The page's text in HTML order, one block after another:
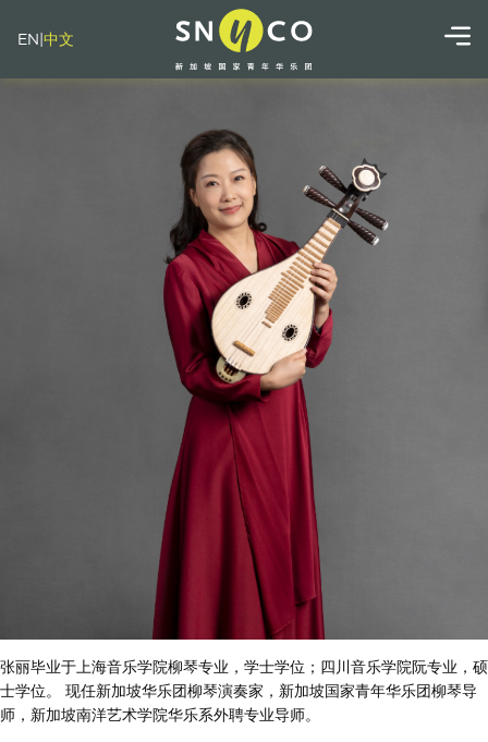
EN|中文
张丽毕业于上海音乐学院柳琴专业，学士学位；四川音乐学院阮专业，硕
士学位。 现任新加坡华乐团柳琴演奏家，新加坡国家青年华乐团柳琴导
师，新加坡南洋艺术学院华乐系外聘专业导师。